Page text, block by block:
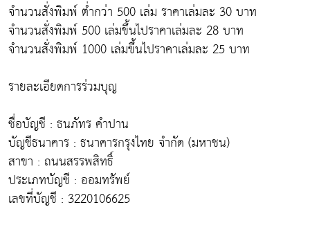
จำนวนสั่งพิมพ์ ต่ำกว่า 500 เล่ม ราคาเล่มละ 30 บาท
จำนวนสั่งพิมพ์ 500 เล่มขึ้นไปราคาเล่มละ 28 บาท
จำนวนสั่งพิมพ์ 1000 เล่มขึ้นไปราคาเล่มละ 25 บาท
รายละเอียดการร่วมบุญ
ชื่อบัญชี : ธนภัทร คำปาน
บัญชีธนาคาร : ธนาคารกรุงไทย จำกัด (มหาชน)
สาขา : ถนนสรรพสิทธิ์
ประเภทบัญชี : ออมทรัพย์
เลขที่บัญชี : 3220106625